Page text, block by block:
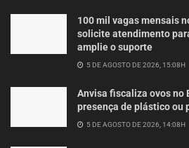
100 mil vagas mensais
solicite atendimento
amplie o suporte
5 DE AGOSTO DE 2026, 15:08H
Anvisa fiscaliza ovos no
presença de plástico ou
5 DE AGOSTO DE 2026, 14:08H